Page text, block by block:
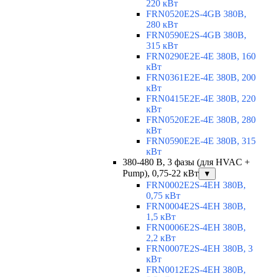
220 кВт
FRN0520E2S-4GB 380В,
280 кВт
FRN0590E2S-4GB 380В,
315 кВт
FRN0290E2E-4E 380В, 160
кВт
FRN0361E2E-4E 380В, 200
кВт
FRN0415E2E-4E 380В, 220
кВт
FRN0520E2E-4E 380В, 280
кВт
FRN0590E2E-4E 380В, 315
кВт
380-480 В, 3 фазы (для HVAC +
Pump), 0,75-22 кВт
▼
FRN0002E2S-4EH 380В,
0,75 кВт
FRN0004E2S-4EH 380В,
1,5 кВт
FRN0006E2S-4EH 380В,
2,2 кВт
FRN0007E2S-4EH 380В, 3
кВт
FRN0012E2S-4EH 380В,